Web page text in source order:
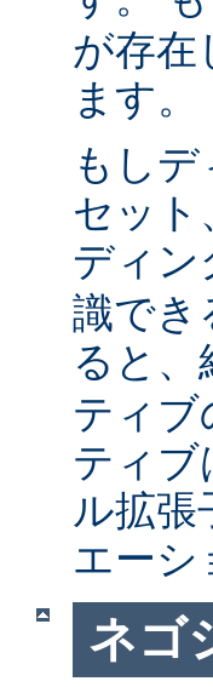
が存在
ます。
もし
セット
ディ
識でき
ると、
ティブ
ティブ
ル拡張
エーシ
ネゴ